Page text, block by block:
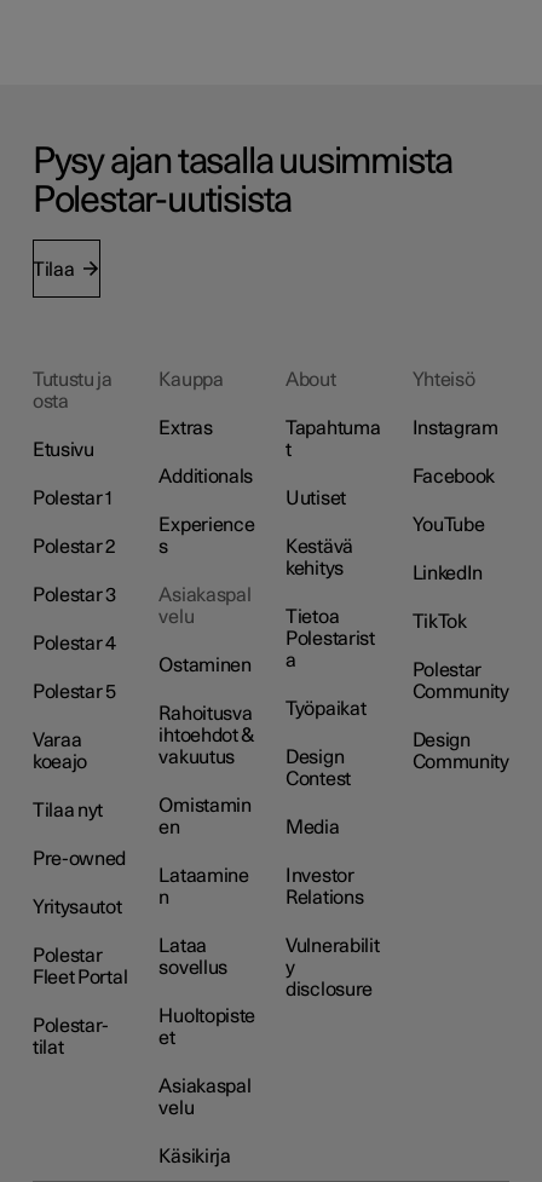
Pysy ajan tasalla uusimmista
Polestar-uutisista
Tilaa
Tutustu ja
osta
Etusivu
Polestar 1
Polestar 2
Polestar 3
Polestar 4
Polestar 5
Varaa
koeajo
Tilaa nyt
Pre-owned
Yritysautot
Polestar
Fleet Portal
Polestar-
tilat
Kauppa
Extras
Additionals
Experience
s
Asiakaspal
velu
Ostaminen
Rahoitusva
ihtoehdot &
vakuutus
Omistamin
en
Lataamine
n
Lataa
sovellus
Huoltopiste
et
Asiakaspal
velu
Käsikirja
About
Tapahtuma
t
Uutiset
Kestävä
kehitys
Tietoa
Polestarist
a
Työpaikat
Design
Contest
Media
Investor
Relations
Vulnerabilit
y
disclosure
Yhteisö
Instagram
Facebook
YouTube
LinkedIn
TikTok
Polestar
Community
Design
Community